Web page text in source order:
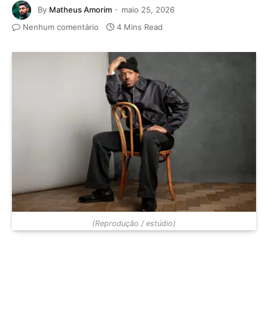
By Matheus Amorim
maio 25, 2026
Nenhum comentário
4 Mins Read
(Reprodução / estúdio)